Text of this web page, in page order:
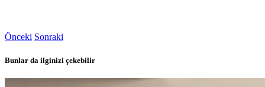
Önceki Sonraki
Bunlar da ilginizi çekebilir